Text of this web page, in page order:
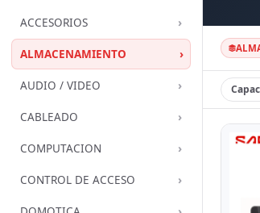
ACCESORIOS ›
ALMACENAMIENTO ›
AUDIO / VIDEO ›
CABLEADO ›
COMPUTACION ›
CONTROL DE ACCESO ›